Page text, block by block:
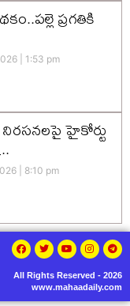
ప్రగతికి
1:53 pm
హైకోర్టు
8:10 pm
All Rights Reserved - 2026
www.mahaadaily.com